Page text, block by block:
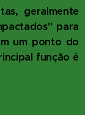
geralmente
para
um ponto do
função é